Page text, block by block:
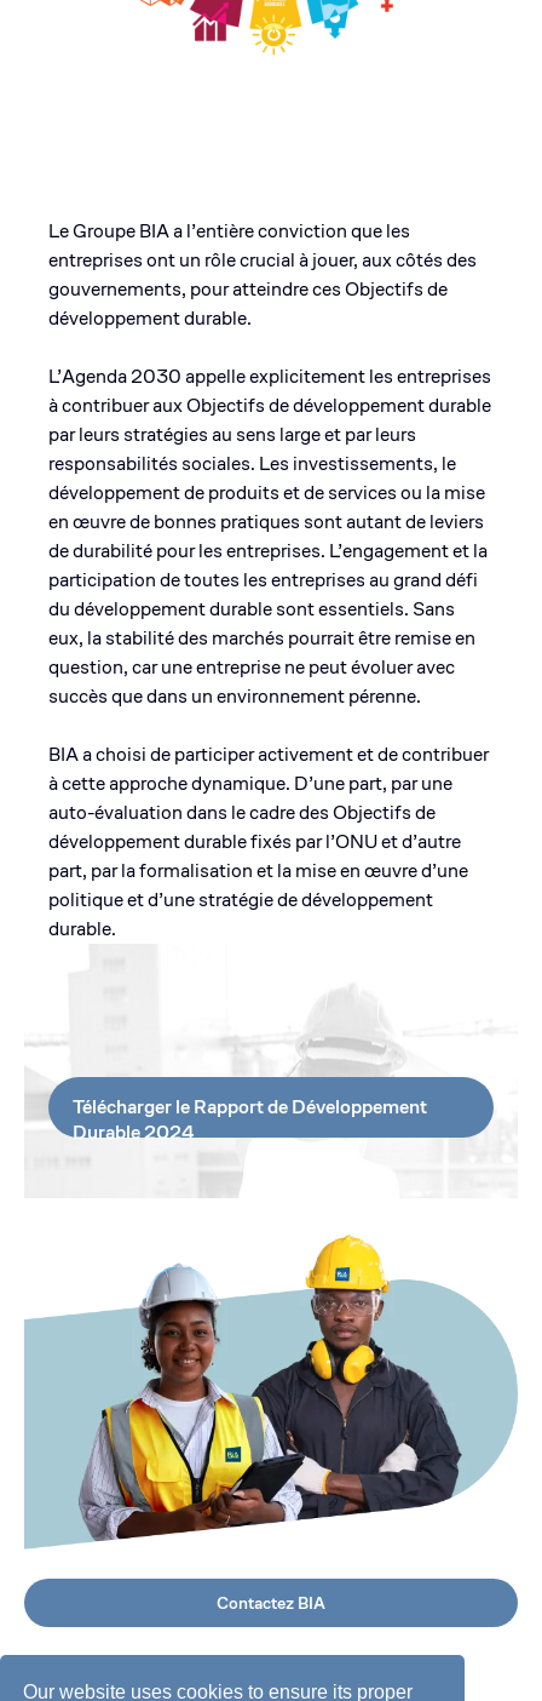
Our website uses cookies to ensure its proper
Le Groupe BIA a l’entière conviction que les
entreprises ont un rôle crucial à jouer, aux côtés des
gouvernements, pour atteindre ces Objectifs de
développement durable.
L’Agenda 2030 appelle explicitement les entreprises
à contribuer aux Objectifs de développement durable
par leurs stratégies au sens large et par leurs
responsabilités sociales. Les investissements, le
développement de produits et de services ou la mise
en œuvre de bonnes pratiques sont autant de leviers
de durabilité pour les entreprises. L’engagement et la
participation de toutes les entreprises au grand défi
du développement durable sont essentiels. Sans
eux, la stabilité des marchés pourrait être remise en
question, car une entreprise ne peut évoluer avec
succès que dans un environnement pérenne.
BIA a choisi de participer activement et de contribuer
à cette approche dynamique. D’une part, par une
auto-évaluation dans le cadre des Objectifs de
développement durable fixés par l’ONU et d’autre
part, par la formalisation et la mise en œuvre d’une
politique et d’une stratégie de développement
durable.
Télécharger le Rapport de Développement
Durable 2024
Contactez BIA